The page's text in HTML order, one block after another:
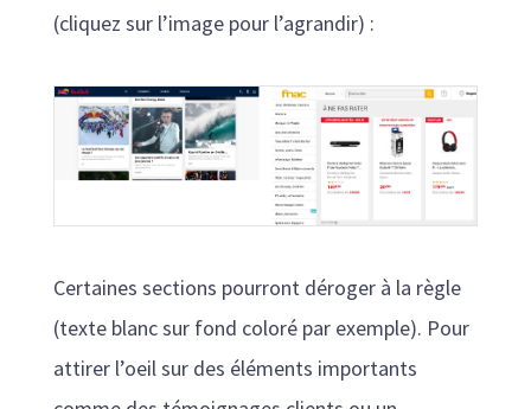
(cliquez sur l’image pour l’agrandir) :
Certaines sections pourront déroger à la règle
(texte blanc sur fond coloré par exemple). Pour
attirer l’oeil sur des éléments importants